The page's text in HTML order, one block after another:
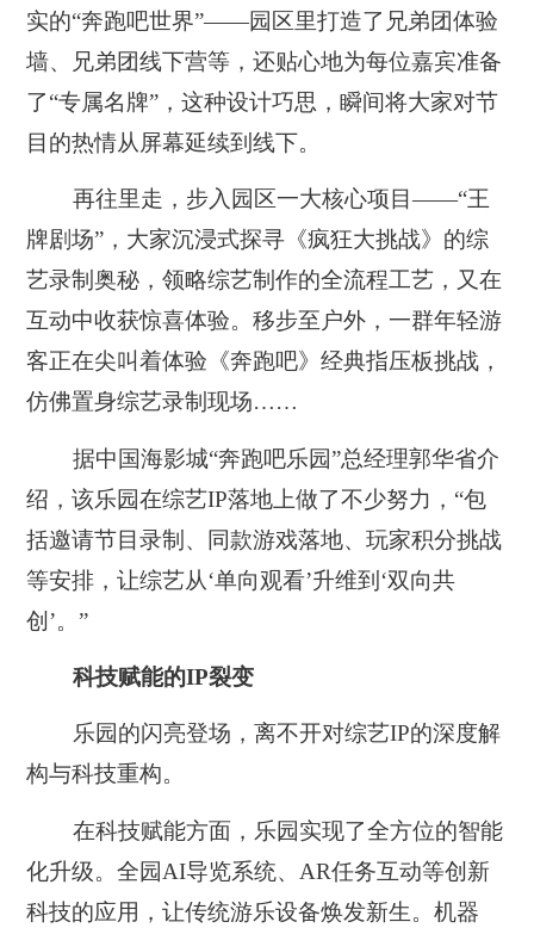
实的“奔跑吧世界”——园区里打造了兄弟团体验
墙、兄弟团线下营等，还贴心地为每位嘉宾准备
了“专属名牌”，这种设计巧思，瞬间将大家对节
目的热情从屏幕延续到线下。
再往里走，步入园区一大核心项目——“王
牌剧场”，大家沉浸式探寻《疯狂大挑战》的综
艺录制奥秘，领略综艺制作的全流程工艺，又在
互动中收获惊喜体验。移步至户外，一群年轻游
客正在尖叫着体验《奔跑吧》经典指压板挑战，
仿佛置身综艺录制现场……
据中国海影城“奔跑吧乐园”总经理郭华省介
绍，该乐园在综艺IP落地上做了不少努力，“包
括邀请节目录制、同款游戏落地、玩家积分挑战
等安排，让综艺从‘单向观看’升维到‘双向共
创’。”
科技赋能的IP裂变
乐园的闪亮登场，离不开对综艺IP的深度解
构与科技重构。
在科技赋能方面，乐园实现了全方位的智能
化升级。全园AI导览系统、AR任务互动等创新
科技的应用，让传统游乐设备焕发新生。机器